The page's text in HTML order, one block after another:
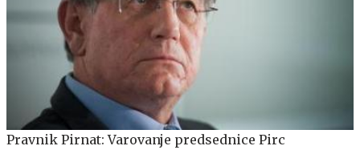
Pravnik Pirnat: Varovanje predsednice Pirc